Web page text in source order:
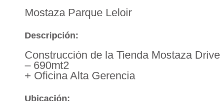
Mostaza Parque Leloir
Descripción:
Construcción de la Tienda Mostaza
– 690mt2
+ Oficina Alta Gerencia
Ubicación: